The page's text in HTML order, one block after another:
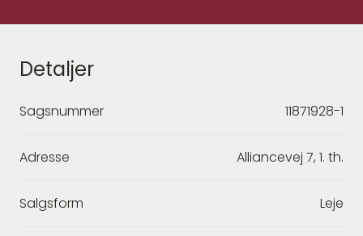
Detaljer
Sagsnummer 11871928-1
Adresse Alliancevej 7, 1. th.
Salgsform Leje